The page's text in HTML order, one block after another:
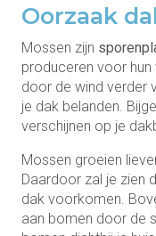
Oorzaak
Mossen zijn
produceren voor
door de wind verder
je dak belanden.
verschijnen op je
Mossen groeien
Daardoor zal je zien
dak voorkomen.
aan bomen door de